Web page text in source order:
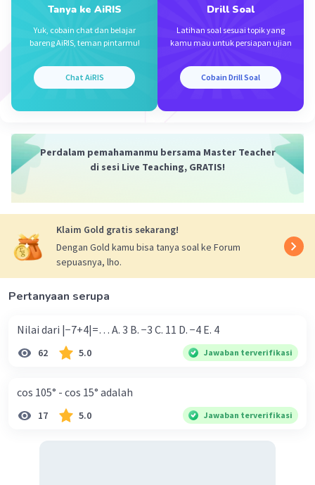
Tanya ke AiRIS
Yuk, cobain chat dan belajar
bareng AiRIS, teman pintarmu!
Chat AiRIS
Drill Soal
Latihan soal sesuai topik yang
kamu mau untuk persiapan ujian
Cobain Drill Soal
Perdalam pemahamanmu bersama Master Teacher
di sesi Live Teaching, GRATIS!
Klaim Gold gratis sekarang!
Dengan Gold kamu bisa tanya soal ke Forum
sepuasnya, lho.
Pertanyaan serupa
Nilai dari |−7+4|=… A. 3 B. −3 C. 11 D. −4 E. 4
62 5.0 Jawaban terverifikasi
cos 105° - cos 15° adalah
17 5.0 Jawaban terverifikasi